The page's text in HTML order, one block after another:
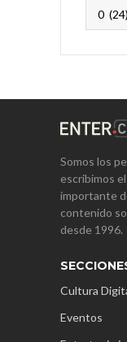
Somos los
escribimos
importante
contenido
desde 1996.
Cultura
Eventos